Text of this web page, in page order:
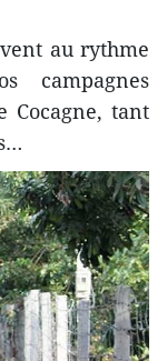
au rythme
campagnes
Cocagne, tant